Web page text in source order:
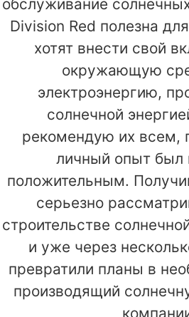
обслуживание
Division Red полезна
хотят внести свой
окружающую
электроэнергию,
солнечной
рекомендую их всем,
личный опыт был
положительным.
серьезно
строительстве
и уже через
превратили планы в
производящий